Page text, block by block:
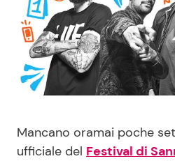
Benessere
Casa
Mondo Mamma
Mancano oramai poche
ufficiale del Festival di